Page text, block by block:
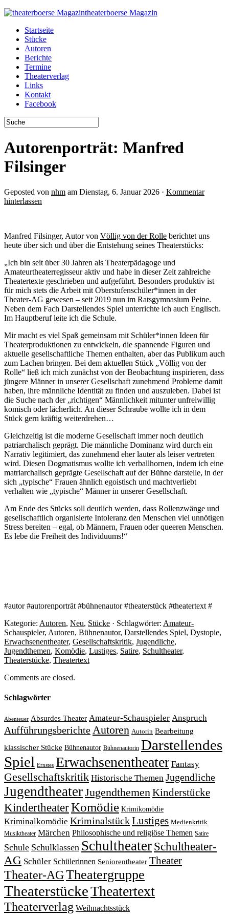
theaterboerse Magazin
Startseite
Stücke
Autoren
Berichte
Termine
Theaterverlag
Links
Kontakt
Facebook
Autorenporträt: Manfred
Filsinger
Geposted von nhm am Dienstag, 6. Januar 2026 · Kommentar
hinterlassen
Manfred Filsinger, Autor von Völlig von der Rolle berichtet uns
heute über sich und über die Entstehung seines Theaterstücks:
„Ich bin seit über 30 Jahren als Theaterpädagoge und
Amateurtheaterregisseur aktiv und habe in dieser Zeit zahlreiche
Theatertexte geschrieben und aufgeführt. Besonders produktiv ist
für mich stets die Arbeit mit Oberstufenschüler*innen in der
Theater-AG gewesen – seit 2019 nun im Ratsgymnasium Peine.
Neben dem Fach Darstellendes Spiel unterrichte ich auch Englisch.
Im Hauptberuf leite ich die Schule.
Mir macht es viel Spaß gemeinsam mit Schüler*innen Ideen für
Theaterproduktionen zu entwickeln, die spannende Figuren und
aktuelle gesellschaftliche Themen enthalten, aber das Publikum auch
zum Lachen bringen. Bei dem aktuellen Stück „Völlig von der
Rolle“ ließ ich mich zunächst von der Beobachtung inspirieren, dass
jüngere Männer in unserer Gesellschaft zunehmend Probleme damit
haben, ihre männliche Identität zu finden und auszuleben. Dabei ist
die Suche nach der „richtigen“ Männlichkeit mitunter unfreiwillig
komisch oder lächerlich. An dieser Schraube wollte ich in dem
Stück gern kräftig weiterdrehen…
Gleichzeitig ist die moderne Gesellschaft immer noch deutlich
patriarchalisch geprägt. Die männliche Dominanz wird durch ein
Narrativ legitimiert, das zunehmend eher lauter als leiser vertreten
wird. Diesen Dogmatismus wollte ich verballhornen, indem ich eine
matriarchalisch geprägte Gesellschaft auf der Bühne darstelle, in der
sich „typische“ Frauen ähnlich egoistisch und machtverliebt
verhalten wie „typische“ Männer in unserer Gesellschaft.
Am Ende des Stücks soll deutlich werden, dass Rollenzwänge und
gesellschaftlich organisierte Intoleranz den Menschen viel unnötigen
Stress bereiten – egal, ob Männern, Frauen oder queeren Menschen.
Es lebe die Freiheit des Individuums!“
#autor #autorenporträt #bühnenautor #theaterstück #theatertext #
Kategorie: Autoren, Neu, Stücke · Schlagwörter: Amateur-
Schauspieler, Autoren, Bühnenautor, Darstellendes Spiel, Dystopie,
Erwachsenentheater, Gesellschaftskritik, Jugendliche,
Jugendthemen, Komödie, Lustiges, Satire, Schultheater,
Theaterstücke, Theatertext
Comments are closed.
Schlagwörter
Abenteuer Absurdes Theater Amateur-Schauspieler Anspruch
AufführungsberichteAutoren Autorin Bearbeitung
klassischer Stücke Bühnenautor Bühnenautorin Darstellendes
Spiel Ernstes Erwachsenentheater Fantasy
Gesellschaftskritik Historische Themen Jugendliche
JugendtheaterJugendthemenKinderstücke
KindertheaterKomödie Krimikomödie
Kriminalkomödie KriminalstückLustiges Medienkritik
Musiktheater Märchen Philosophische und religiöse Themen Satire
Schule Schulklassen Schultheater Schultheater-
AG Schüler Schülerinnen Seniorentheater Theater
Theater-AGTheatergruppe
TheaterstückeTheatertext
Theaterverlag Weihnachtsstück